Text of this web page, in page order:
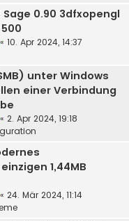
Sage 0.90 3dfxopengl
« 10. Apr 2024, 14:37
unter Windows
einer Verbindung
« 2. Apr 2024, 19:18
1,44MB
« 24. Mär 2024, 11:14